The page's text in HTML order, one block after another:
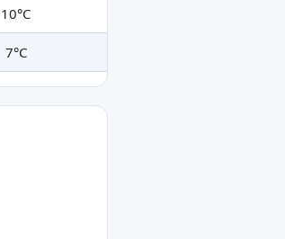
10°C
7°C